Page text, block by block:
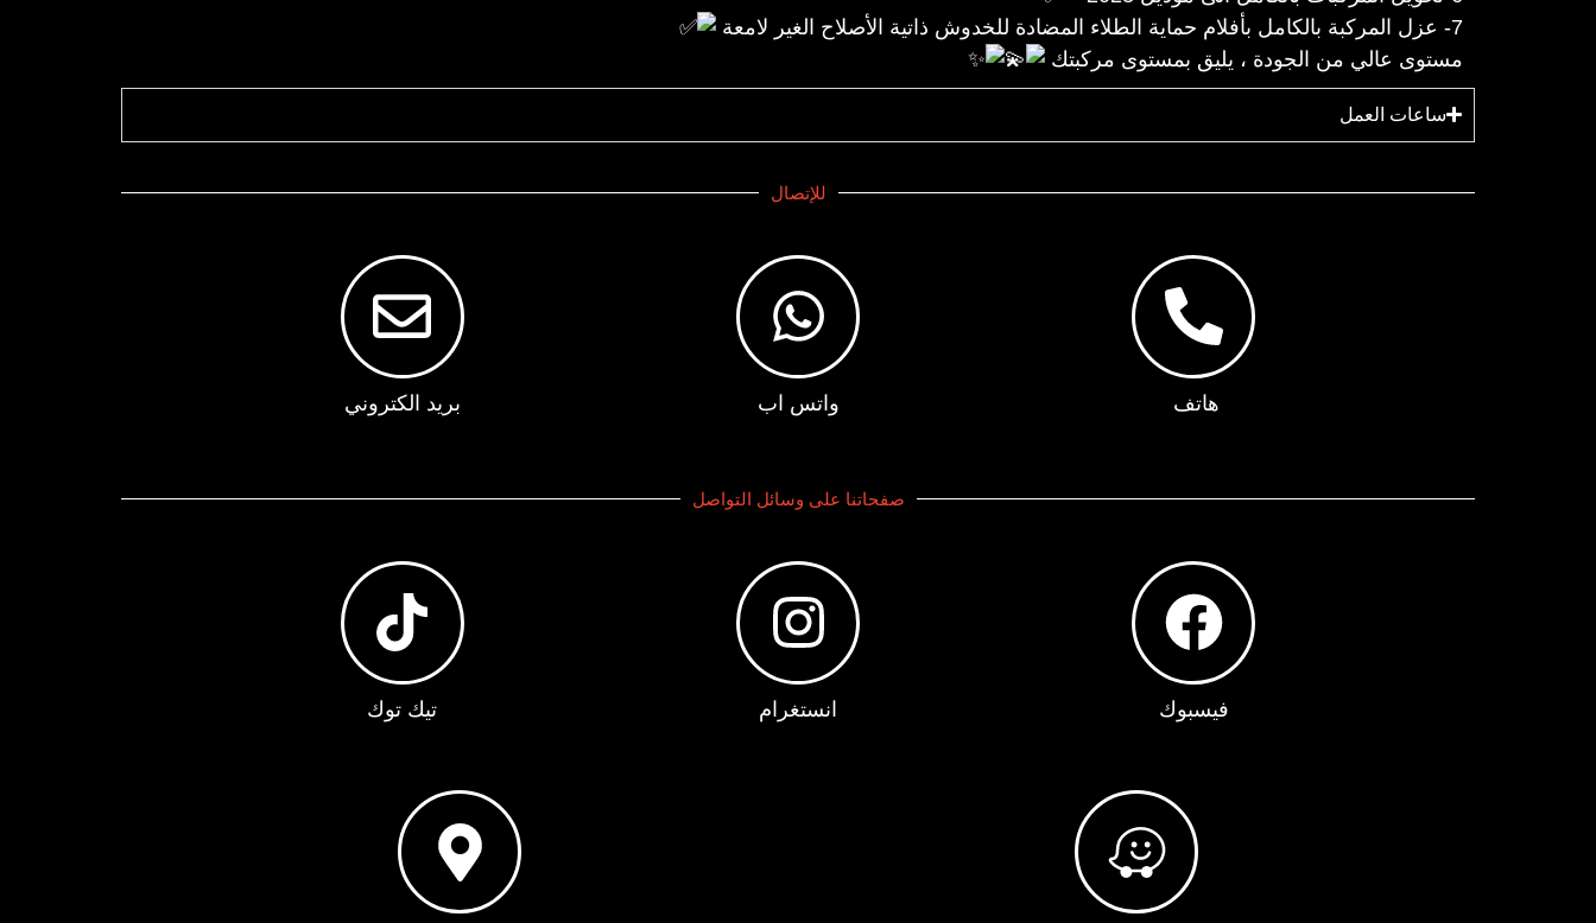
7- عزل المركبة بالكامل بأفلام حماية الطلاء المضادة للخدوش ذاتية الأصلاح الغير لامعة
مستوى عالي من الجودة ، يليق بمستوى مركبتك
ساعات العمل
للإتصال
هاتف واتس اب بريد الكتروني
صفحاتنا على وسائل التواصل
فيسبوك انستغرام تيك توك